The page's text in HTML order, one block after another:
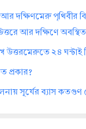
দক্ষিণমেরু পৃথিবীর
আর দক্ষিণে
উত্তরমেরুতে ২৪ ঘন্টাই
প্রকার?
সূর্যের ব্যাস কতগুণ